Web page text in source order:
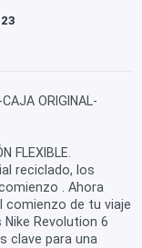
ORIGINAL-
FLEXIBLE.
reciclado, los
. Ahora
comienzo de tu viaje
Revolution 6
clave para una